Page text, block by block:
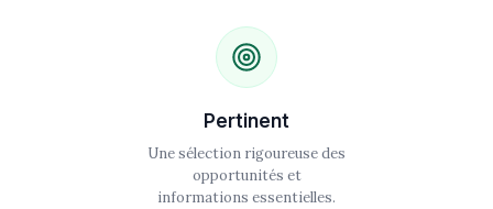
Pertinent
Une sélection rigoureuse des
opportunités et
informations essentielles.